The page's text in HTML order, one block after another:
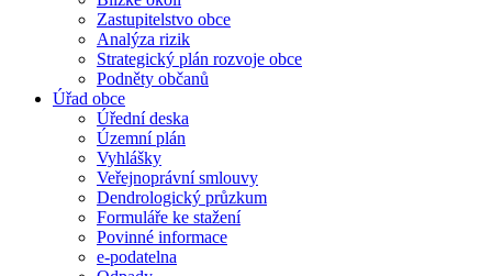
Zastupitelstvo obce
Analýza rizik
Strategický plán rozvoje obce
Podněty občanů
Úřad obce
Úřední deska
Územní plán
Vyhlášky
Veřejnoprávní smlouvy
Dendrologický průzkum
Formuláře ke stažení
Povinné informace
e-podatelna